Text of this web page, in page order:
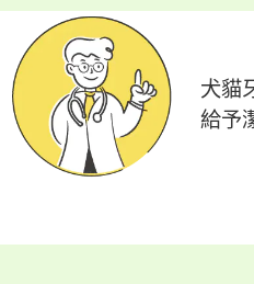
犬貓
給予